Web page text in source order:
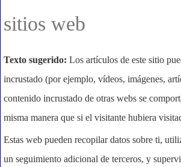
sitios web
Texto sugerido: Los artículos de este sitio
incrustado (por ejemplo, vídeos, imágenes,
contenido incrustado de otras webs se
misma manera que si el visitante hubiera
Estas web pueden recopilar datos sobre ti,
un seguimiento adicional de terceros, y